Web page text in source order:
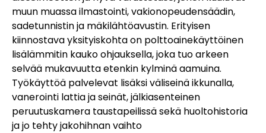
muun muassa ilmastointi, vakionopeudensäädin,
sadetunnistin ja mäkilähtöavustin. Erityisen
kiinnostava yksityiskohta on polttoainekäyttöinen
lisälämmitin kauko ohjauksella, joka tuo arkeen
selvää mukavuutta etenkin kylminä aamuina.
Työkäyttöä palvelevat lisäksi väliseinä ikkunalla,
vanerointi lattia ja seinät, jälkiasenteinen
peruutuskamera taustapeilissä sekä huoltohistoria
ja jo tehty jakohihnan vaihto